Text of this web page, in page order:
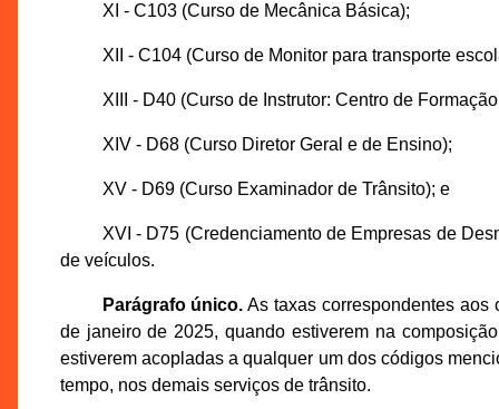
XI - C103 (Curso de Mecânica Básica);
XII - C104 (Curso de Monitor para transporte
XIII - D40 (Curso de Instrutor: Centro de
XIV - D68 (Curso Diretor Geral e de Ensino);
XV - D69 (Curso Examinador de Trânsito); e
XVI - D75 (Credenciamento de Empresas de
de veículos.
Parágrafo único. As taxas correspondentes aos
de janeiro de 2025, quando estiverem na
estiverem acopladas a qualquer um dos códigos
tempo, nos demais serviços de trânsito.